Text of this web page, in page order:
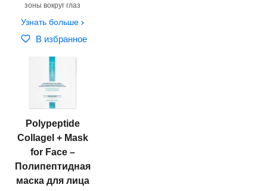
зоны вокруг глаз
Узнать больше
В избранное
Polypeptide
Сollagel + Mask
for Face –
Полипептидная
маска для лица